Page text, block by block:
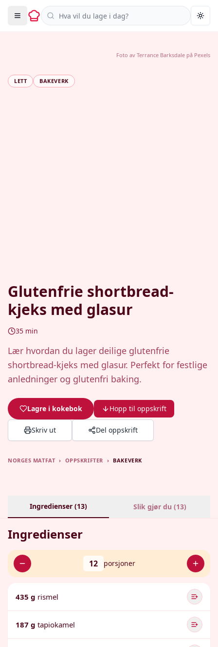
Søk i oppskrifter
LETT BAKEVERK
Glutenfrie shortbread-
kjeks med glasur
35 min
Lær hvordan du lager deilige glutenfrie
shortbread-kjeks med glasur. Perfekt for festlige
anledninger og glutenfri baking.
Lagre i kokebok Hopp til oppskrift
Skriv ut Del oppskrift
Foto av Terrance Barksdale på Pexels
NORGES MATFAT › OPPSKRIFTER › BAKEVERK
Ingredienser (13) Slik gjør du (13)
Ingredienser
12 porsjoner
435 g rismel
187 g tapiokamel